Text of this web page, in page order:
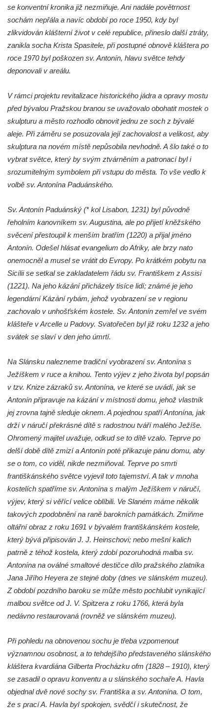
Pamětní deska na biskupské rezidenci v
Českých Budějovicích
Pamětní deska Josefa Hloucha na
biskupské rezidenci v Českých
Budějovicích
Socha žáby u rybníčku na Náměstí v
Pamětní kámen družebních obcí Kamenný
Újezd a Krauchthal v parku na Náměstí v
Kamenném Újezdě
Pomník J. V. Kamarýta v Krumlovské ulici ve
Velešíně
vstupu do poutního místa Římov
Plastika Koule v Gutenbergově ulici v
Liberci
Pamětní deska Vojtěcha Kocmicha na
domě čp. 37 v ulici Betlém v Římově
Socha vodníka v Plavu
Socha svatého Jana Nepomuckého v
Třebušíně
Pamětní deska Johanna Nepomuka
května v Rumburku
Pamětní deska Johanna Neumanna
severně od Tokáně
Obrázek svatého Jakuba na skále u cesty
východně od Srbské Kamenice
Busta Jana Amose Komenského na domě
čp. 37 v Račicích
Socha ležícího koně v Sadech
Československé armády v Teplicích
Socha Medvídě v Tierpark Chemnitz
Sochy Ptáci v Tierpark Chemnitz
Socha Skupina jeřábů v Tierpark Chemnitz
Socha Panter v ZOO Leipzig
Socha Dívka s mušlí v ZOO Leipzig
Socha Tygr v ZOO Leipzig
Socha Marabu v ZOO Leipzig
Busta Karla Maxe Schneidera v ZOO
Leipzig
Socha Iásón v ZOO Leipzig
Socha Mladý slon v ZOO Leipzig
se konventní kronika již nezmiňuje. Ani nadále povětrnost
sochám nepřála a navíc období po roce 1950, kdy byl
zlikvidován klášterní život v celé republice, přineslo další ztráty,
zanikla socha Krista Spasitele, při postupné obnově kláštera po
roce 1970 byl poškozen sv. Antonín, hlavu světce tehdy
deponovali v areálu.
V rámci projektu revitalizace historického jádra a opravy mostu
před bývalou Pražskou branou se uvažovalo obohatit mostek o
skulpturu a město rozhodlo obnovit jednu ze soch z bývalé
aleje. Při záměru se posuzovala její zachovalost a velikost, aby
skulptura na novém místě nepůsobila nevhodně. A šlo také o to
vybrat světce, který by svým ztvárněním a patronací byl i
srozumitelným symbolem při vstupu do města. To vše vedlo k
volbě sv. Antonína Paduánského.
Sv. Antonín Paduánský (* kol Lisabon, 1231) byl původně
řeholním kanovníkem sv. Augustina, ale po přijetí kněžského
svěcení přestoupil k menším bratřím (1220) a přijal jméno
Antonín. Odešel hlásat evangelium do Afriky, ale brzy nato
onemocněl a musel se vrátit do Evropy. Po krátkém pobytu na
Sicílii se setkal se zakladatelem řádu sv. Františkem z Assisi
(1221). Na jeho kázání přicházely tisíce lidí; známé je jeho
legendární Kázání rybám, jehož vyobrazení se v regionu
zachovalo v unhošťském kostele. Sv. Antonín zemřel ve svém
klášteře v Arcelle u Padovy. Svatořečen byl již roku 1232 a jeho
svátek se slaví v den jeho úmrtí.
Na Slánsku nalezneme tradiční vyobrazení sv. Antonína s
Ježíškem v ruce a knihou. Tento výjev z jeho života byl popsán
v tzv. Knize zázraků sv. Antonína, ve které se uvádí, jak se
Antonín připravuje na kázání v místnosti domu, jehož vlastník
jej zrovna tajně sleduje oknem. A pojednou spatří Antonína, jak
drží v náručí překrásné dítě s radostnou tváří malého Ježíše.
Ohromený majitel uvažuje, odkud se to dítě vzalo. Teprve po
delší době dítě zmizí a Antonín poté přikazuje pánu domu, aby
se o tom, co viděl, nikde nezmiňoval. Teprve po smrti
františkánského světce vyjevil toto tajemství. A tak v mnoha
kostelích spatříme sv. Antonína s malým Ježíškem v náručí,
výjev, který si věřící velice oblíbili. Ve Slaném máme několik
takových zpodobnění na raně barokních památkách. Zmiňme
oltářní obraz z roku 1691 v bývalém františkánském kostele,
který bývá připisován J. J. Heinschovi; nebo mešní kalich
patrně z téhož kostela, který zdobí pozoruhodná malba sv.
Antonína na oválné smaltové destičce dílo pražského zlatníka
Jana Jiřího Heyera ze stejné doby (dnes ve slánském muzeu).
Z období pozdního baroku se může město pochlubit vynikající
malbou světce od J. V. Spitzera z roku 1766, která byla
nedávno restaurovaná (rovněž ve slánském muzeu).
Při pohledu na obnovenou sochu je třeba vzpomenout
významnou osobnost, a to tehdejšího představeného slánského
kláštera kvardiána Gilberta Procházku ofm (1828 – 1910), který
se zasadil o opravu konventu a u slánského sochaře A. Havla
objednal dvě nové sochy sv. Františka a sv. Antonína. O tom,
že s prací A. Havla byl spokojen, svědčí i skutečnost, že